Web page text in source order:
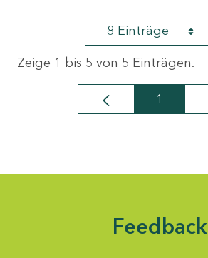
8 Einträge
Zeige 1 bis 5 von 5 Einträgen.
Seite
1
Feedback